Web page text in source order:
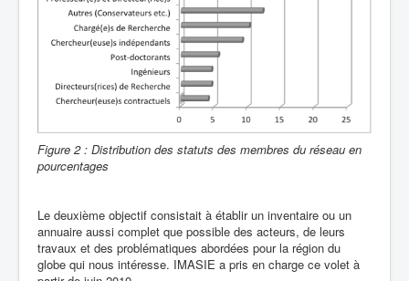
Figure 2 : Distribution des statuts des membres du réseau en
pourcentages
Le deuxième objectif consistait à établir un inventaire ou un
annuaire aussi complet que possible des acteurs, de leurs
travaux et des problématiques abordées pour la région du
globe qui nous intéresse. IMASIE a pris en charge ce volet à